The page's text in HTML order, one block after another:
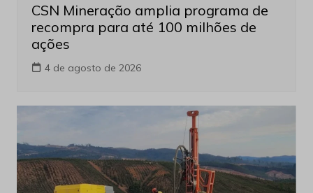
CSN Mineração amplia programa de
recompra para até 100 milhões de
ações
4 de agosto de 2026